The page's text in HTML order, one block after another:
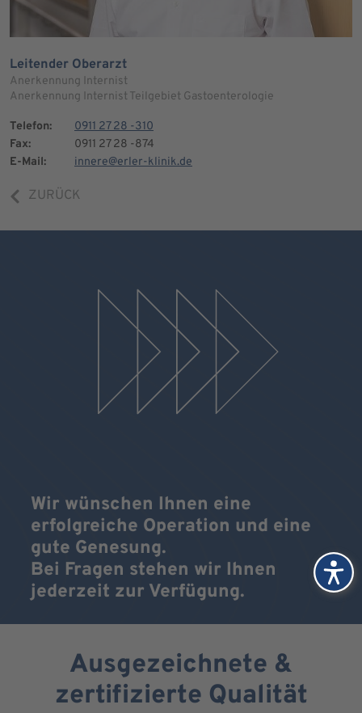
Leitender Oberarzt
Anerkennung Internist
Anerkennung Internist Teilgebiet Gastoenterologie
Telefon:
0911 27 28 -310
Fax:
0911 27 28 -874
E-Mail:
innere@erler-klinik.de
ZURÜCK
Wir wünschen Ihnen eine
erfolgreiche Operation und eine
gute Genesung.
Bei Fragen stehen wir Ihnen
jederzeit zur Verfügung.
Ausgezeichnete &
zertifizierte Qualität